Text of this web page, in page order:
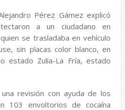
Pérez Gámez explicó
a un ciudadano en
se trasladaba en vehículo
sin placas color blanco, en
estado Zulia-La Fría, estado
revisión con ayuda de los
103 envoltorios de cocaína